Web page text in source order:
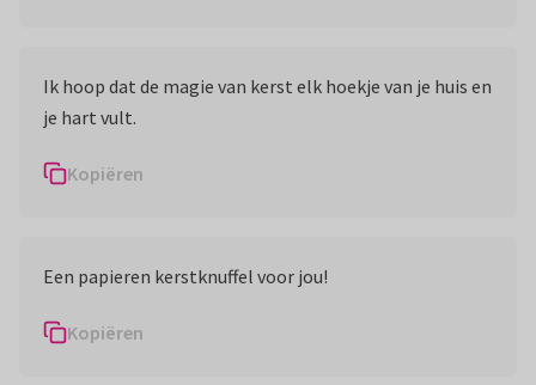
Ik hoop dat de magie van kerst elk hoekje van je huis en
je hart vult.
Kopiëren
Een papieren kerstknuffel voor jou!
Kopiëren